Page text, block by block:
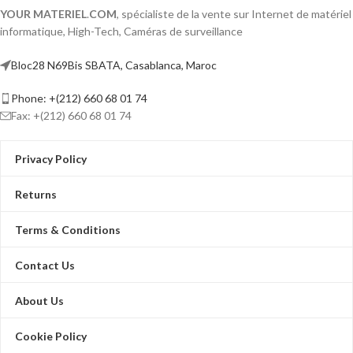
capability
Max. 1200 m for 720p HDTVI signal
Jusqu'à 30 m de distance IR pour des
images nocturnes lumineuses
blanche pour des images nocturnes
YOUR MATERIEL.COM, spécialiste de la vente sur Internet de matériel
informatique, High-Tech, Caméras de surveillance
Bloc28 N69Bis SBATA, Casablanca, Maroc
Phone: +(212) 660 68 01 74
Fax: +(212) 660 68 01 74
Privacy Policy
Returns
Terms & Conditions
Contact Us
About Us
Cookie Policy